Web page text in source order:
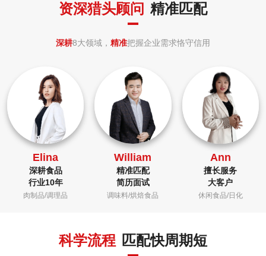
资深猎头顾问 精准匹配
深耕8大领域， 精准把握企业需求恪守信用
Elina
深耕食品
行业10年
肉制品/调理品
William
精准匹配
简历面试
调味料/烘焙食品
Ann
擅长服务
大客户
休闲食品/日化
科学流程 匹配快周期短